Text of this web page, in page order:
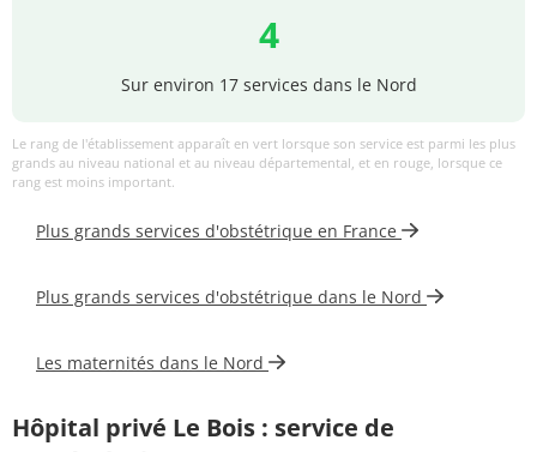
4
Sur environ 17 services dans le Nord
Le rang de l'établissement apparaît en vert lorsque son service est parmi les plus
grands au niveau national et au niveau départemental, et en rouge, lorsque ce
rang est moins important.
Plus grands services d'obstétrique en France
Plus grands services d'obstétrique dans le Nord
Les maternités dans le Nord
Hôpital privé Le Bois : service de